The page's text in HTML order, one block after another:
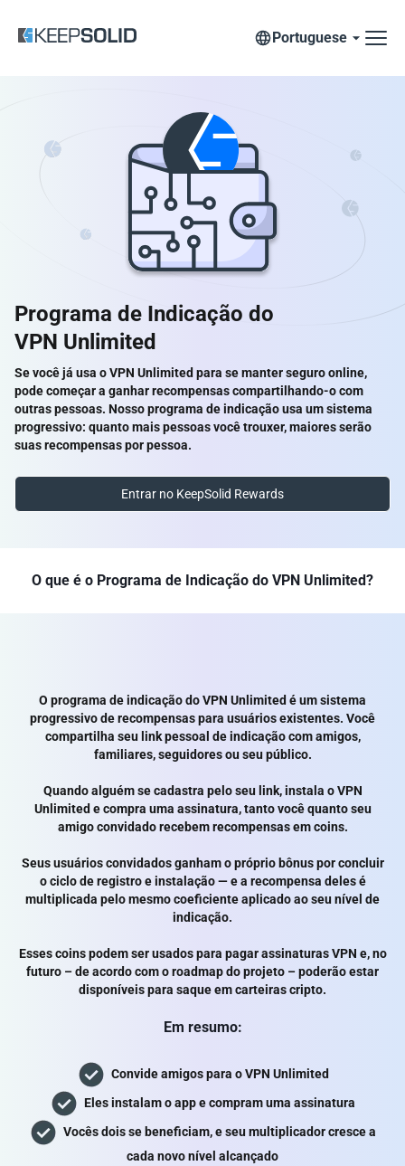
Portuguese
Programa de Indicação do
VPN Unlimited
Se você já usa o VPN Unlimited para se manter seguro online,
pode começar a ganhar recompensas compartilhando-o com
outras pessoas. Nosso programa de indicação usa um sistema
progressivo: quanto mais pessoas você trouxer, maiores serão
suas recompensas por pessoa.
Entrar no KeepSolid Rewards
O que é o Programa de Indicação do VPN Unlimited?
O programa de indicação do VPN Unlimited é um sistema
progressivo de recompensas para usuários existentes. Você
compartilha seu link pessoal de indicação com amigos,
familiares, seguidores ou seu público.
Quando alguém se cadastra pelo seu link, instala o VPN
Unlimited e compra uma assinatura, tanto você quanto seu
amigo convidado recebem recompensas em coins.
Seus usuários convidados ganham o próprio bônus por concluir
o ciclo de registro e instalação — e a recompensa deles é
multiplicada pelo mesmo coeficiente aplicado ao seu nível de
indicação.
Esses coins podem ser usados para pagar assinaturas VPN e, no
futuro – de acordo com o roadmap do projeto – poderão estar
disponíveis para saque em carteiras cripto.
Em resumo:
Convide amigos para o VPN Unlimited
Eles instalam o app e compram uma assinatura
Vocês dois se beneficiam, e seu multiplicador cresce a
cada novo nível alcançado